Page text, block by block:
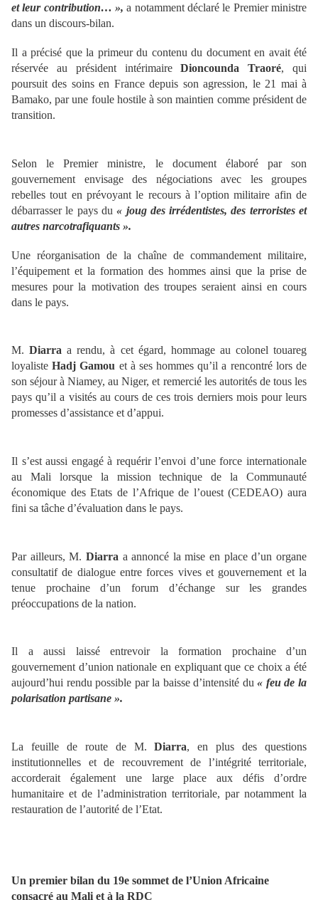
et leur contribution… », a notamment déclaré le Premier ministre
dans un discours-bilan.
Il a précisé que la primeur du contenu du document en avait été
réservée au président intérimaireDioncounda Traoré, qui
poursuit des soins en France depuis son agression, le 21 mai à
Bamako, par une foule hostile à son maintien comme président de
transition.
Selon le Premier ministre, le document élaboré par son
gouvernement envisage des négociations avec les groupes
rebelles tout en prévoyant le recours à l’option militaire afin de
débarrasser le pays du« joug des irrédentistes, des terroristes et
autres narcotrafiquants ».
Une réorganisation de la chaîne de commandement militaire,
l’équipement et la formation des hommes ainsi que la prise de
mesures pour la motivation des troupes seraient ainsi en cours
dans le pays.
M.Diarra a rendu, à cet égard, hommage au colonel touareg
loyalisteHadj Gamou et à ses hommes qu’il a rencontré lors de
son séjour à Niamey, au Niger, et remercié les autorités de tous les
pays qu’il a visités au cours de ces trois derniers mois pour leurs
promesses d’assistance et d’appui.
Il s’est aussi engagé à requérir l’envoi d’une force internationale
au Mali lorsque la mission technique de la Communauté
économique des Etats de l’Afrique de l’ouest (CEDEAO) aura
fini sa tâche d’évaluation dans le pays.
Par ailleurs, M. Diarra a annoncé la mise en place d’un organe
consultatif de dialogue entre forces vives et gouvernement et la
tenue prochaine d’un forum d’échange sur les grandes
préoccupations de la nation.
Il a aussi laissé entrevoir la formation prochaine d’un
gouvernement d’union nationale en expliquant que ce choix a été
aujourd’hui rendu possible par la baisse d’intensité du« feu de la
polarisation partisane ».
La feuille de route de M.Diarra, en plus des questions
institutionnelles et de recouvrement de l’intégrité territoriale,
accorderait également une large place aux défis d’ordre
humanitaire et de l’administration territoriale, par notamment la
restauration de l’autorité de l’Etat.
Un premier bilan du 19e sommet de l’Union Africaine
consacré au Mali et à la RDC